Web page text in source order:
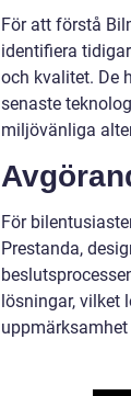
För att förstå
identifiera
och kvalitet. De
senaste
miljövänliga
För
Prestanda,
lösningar, vilket